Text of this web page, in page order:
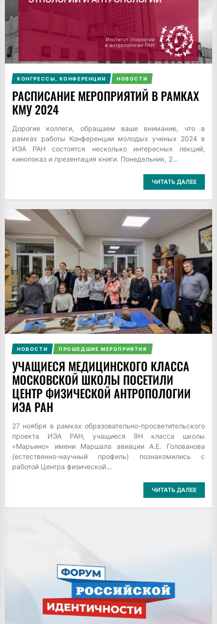
КОНГРЕССЫ, КОНФЕРЕНЦИИ НОВОСТИ
РАСПИСАНИЕ МЕРОПРИЯТИЙ В РАМКАХ
КМУ 2024
Дорогие коллеги, обращаем ваше внимание, что в
рамках работы Конференции молодых ученых 2024 в
ИЭА РАН состоятся несколько интересных лекций,
кинопоказ и презентация книги. Понедельник, 2...
ЧИТАТЬ ДАЛЕЕ
НОВОСТИ ПРОШЕДШИЕ МЕРОПРИЯТИЯ
УЧАЩИЕСЯ МЕДИЦИНСКОГО КЛАССА
МОСКОВСКОЙ ШКОЛЫ ПОСЕТИЛИ
ЦЕНТР ФИЗИЧЕСКОЙ АНТРОПОЛОГИИ
ИЭА РАН
27 ноября в рамках образовательно-просветительского
проекта ИЭА РАН, учащиеся 9Н класса школы
«Марьино» имени Маршала авиации А.Е. Голованова
(естественно-научный профиль) познакомились с
работой Центра физической...
ЧИТАТЬ ДАЛЕЕ